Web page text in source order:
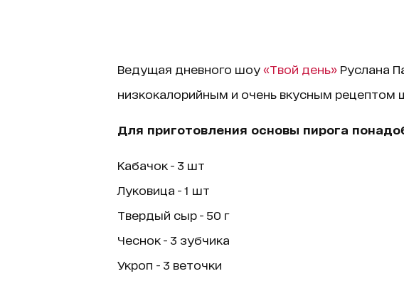
Ведущая дневного шоу «Твой день»Руслана
низкокалорийным и очень вкусным рецептом
Для приготовления основы пирога
Кабачок - 3 шт
Луковица - 1 шт
Твердый сыр - 50 г
Чеснок - 3 зубчика
Укроп - 3 веточки